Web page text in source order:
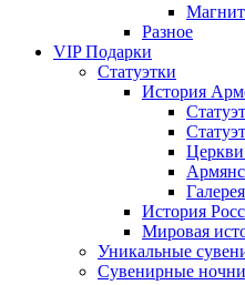
Разное
VIP Подарки
Статуэтки
История
История
Мировая
Уникальные
Сувенирные